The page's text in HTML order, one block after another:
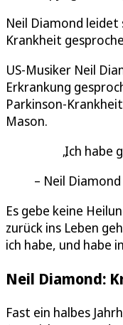
Neil Diamond leidet
Krankheit
US-Musiker Neil
Erkrankung
Parkinson-
Mason.
Ich habe
Neil Diamond
Es gebe keine
zurück ins Leben
ich habe, und habe
Neil Diamond:
Fast ein halbes